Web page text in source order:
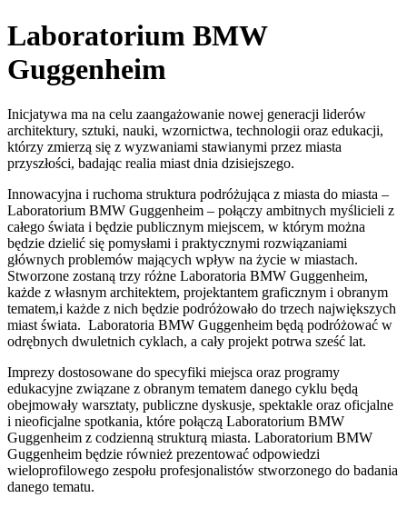
Laboratorium BMW
Guggenheim
Inicjatywa ma na celu zaangażowanie nowej generacji liderów
architektury, sztuki, nauki, wzornictwa, technologii oraz edukacji,
którzy zmierzą się z wyzwaniami stawianymi przez miasta
przyszłości, badając realia miast dnia dzisiejszego.
Innowacyjna i ruchoma struktura podróżująca z miasta do miasta –
Laboratorium BMW Guggenheim – połączy ambitnych myślicieli z
całego świata i będzie publicznym miejscem, w którym można
będzie dzielić się pomysłami i praktycznymi rozwiązaniami
głównych problemów mających wpływ na życie w miastach.
Stworzone zostaną trzy różne Laboratoria BMW Guggenheim,
każde z własnym architektem, projektantem graficznym i obranym
tematem,i każde z nich będzie podróżowało do trzech największych
miast świata. Laboratoria BMW Guggenheim będą podróżować w
odrębnych dwuletnich cyklach, a cały projekt potrwa sześć lat.
Imprezy dostosowane do specyfiki miejsca oraz programy
edukacyjne związane z obranym tematem danego cyklu będą
obejmowały warsztaty, publiczne dyskusje, spektakle oraz oficjalne
i nieoficjalne spotkania, które połączą Laboratorium BMW
Guggenheim z codzienną strukturą miasta. Laboratorium BMW
Guggenheim będzie również prezentować odpowiedzi
wieloprofilowego zespołu profesjonalistów stworzonego do badania
danego tematu.